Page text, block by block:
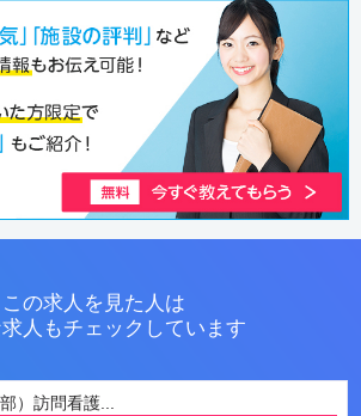
この求人を見た人は
人もチェックしています
）訪問看護...